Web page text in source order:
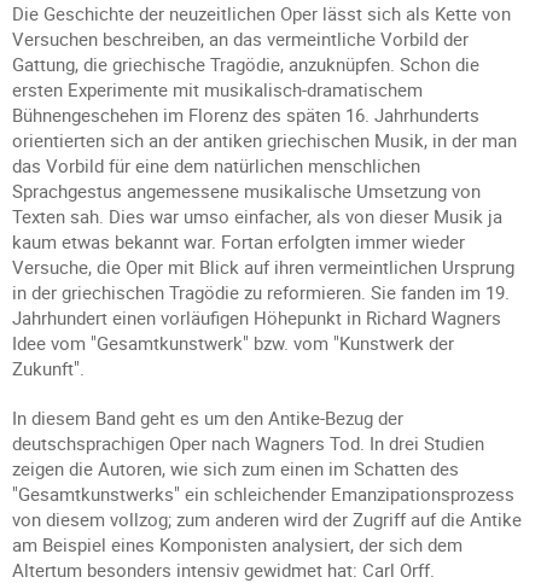
Die Geschichte der neuzeitlichen Oper lässt sich als Kette von
Versuchen beschreiben, an das vermeintliche Vorbild der
Gattung, die griechische Tragödie, anzuknüpfen. Schon die
ersten Experimente mit musikalisch-dramatischem
Bühnengeschehen im Florenz des späten 16. Jahrhunderts
orientierten sich an der antiken griechischen Musik, in der man
das Vorbild für eine dem natürlichen menschlichen
Sprachgestus angemessene musikalische Umsetzung von
Texten sah. Dies war umso einfacher, als von dieser Musik ja
kaum etwas bekannt war. Fortan erfolgten immer wieder
Versuche, die Oper mit Blick auf ihren vermeintlichen Ursprung
in der griechischen Tragödie zu reformieren. Sie fanden im 19.
Jahrhundert einen vorläufigen Höhepunkt in Richard Wagners
Idee vom "Gesamtkunstwerk" bzw. vom "Kunstwerk der
Zukunft".
In diesem Band geht es um den Antike-Bezug der
deutschsprachigen Oper nach Wagners Tod. In drei Studien
zeigen die Autoren, wie sich zum einen im Schatten des
"Gesamtkunstwerks" ein schleichender Emanzipationsprozess
von diesem vollzog; zum anderen wird der Zugriff auf die Antike
am Beispiel eines Komponisten analysiert, der sich dem
Altertum besonders intensiv gewidmet hat: Carl Orff.